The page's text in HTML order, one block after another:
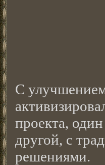
С
проекта,
другой, с
решениями.